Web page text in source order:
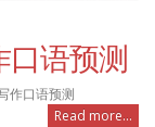
口语预测
作口语预测
Read more...